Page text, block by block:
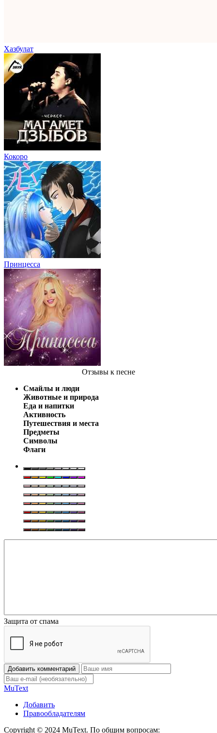
Хазбулат
Кокоро
Принцесса
Отзывы к песне
Смайлы и люди
Животные и природа
Еда и напитки
Активность
Путешествия и места
Предметы
Символы
Флаги
Защита от спама
Добавить комментарий
MuText
Добавить
Правообладателям
Copyright © 2024 MuText. По общим вопросам: